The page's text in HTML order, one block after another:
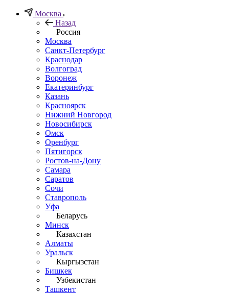
Москва
Назад
Россия
Москва
Санкт-Петербург
Краснодар
Волгоград
Воронеж
Екатеринбург
Казань
Красноярск
Нижний Новгород
Новосибирск
Омск
Оренбург
Пятигорск
Ростов-на-Дону
Самара
Саратов
Сочи
Ставрополь
Уфа
Беларусь
Минск
Казахстан
Алматы
Уральск
Кыргызстан
Бишкек
Узбекистан
Ташкент